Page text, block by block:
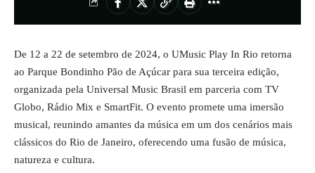
De 12 a 22 de setembro de 2024, o UMusic Play In Rio retorna
ao Parque Bondinho Pão de Açúcar para sua terceira edição,
organizada pela Universal Music Brasil em parceria com TV
Globo, Rádio Mix e SmartFit. O evento promete uma imersão
musical, reunindo amantes da música em um dos cenários mais
clássicos do Rio de Janeiro, oferecendo uma fusão de música,
natureza e cultura.